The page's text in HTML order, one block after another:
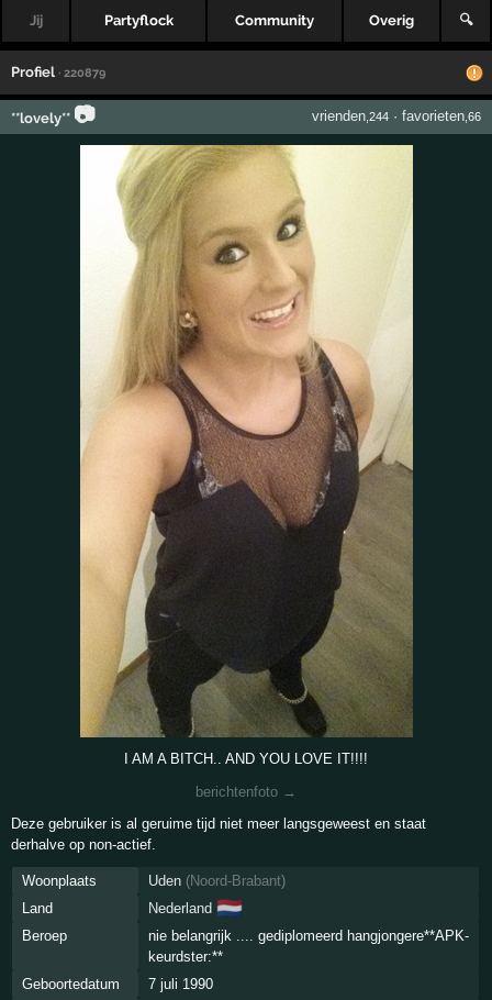
Jij Partyflock Community Overig 🔍
Profiel · 220879
**lovely** 📷 vrienden,244· favorieten,66
I AM A BITCH.. AND YOU LOVE IT!!!!
berichtenfoto →
Deze gebruiker is al geruime tijd niet meer langsgeweest en staat
derhalve op non-actief.
Woonplaats Uden (Noord-Brabant)
Land
Nederland 🇳🇱
Beroep
nie belangrijk .... gediplomeerd hangjongere**APK-
keurdster:**
Geboortedatum
7 juli 1990